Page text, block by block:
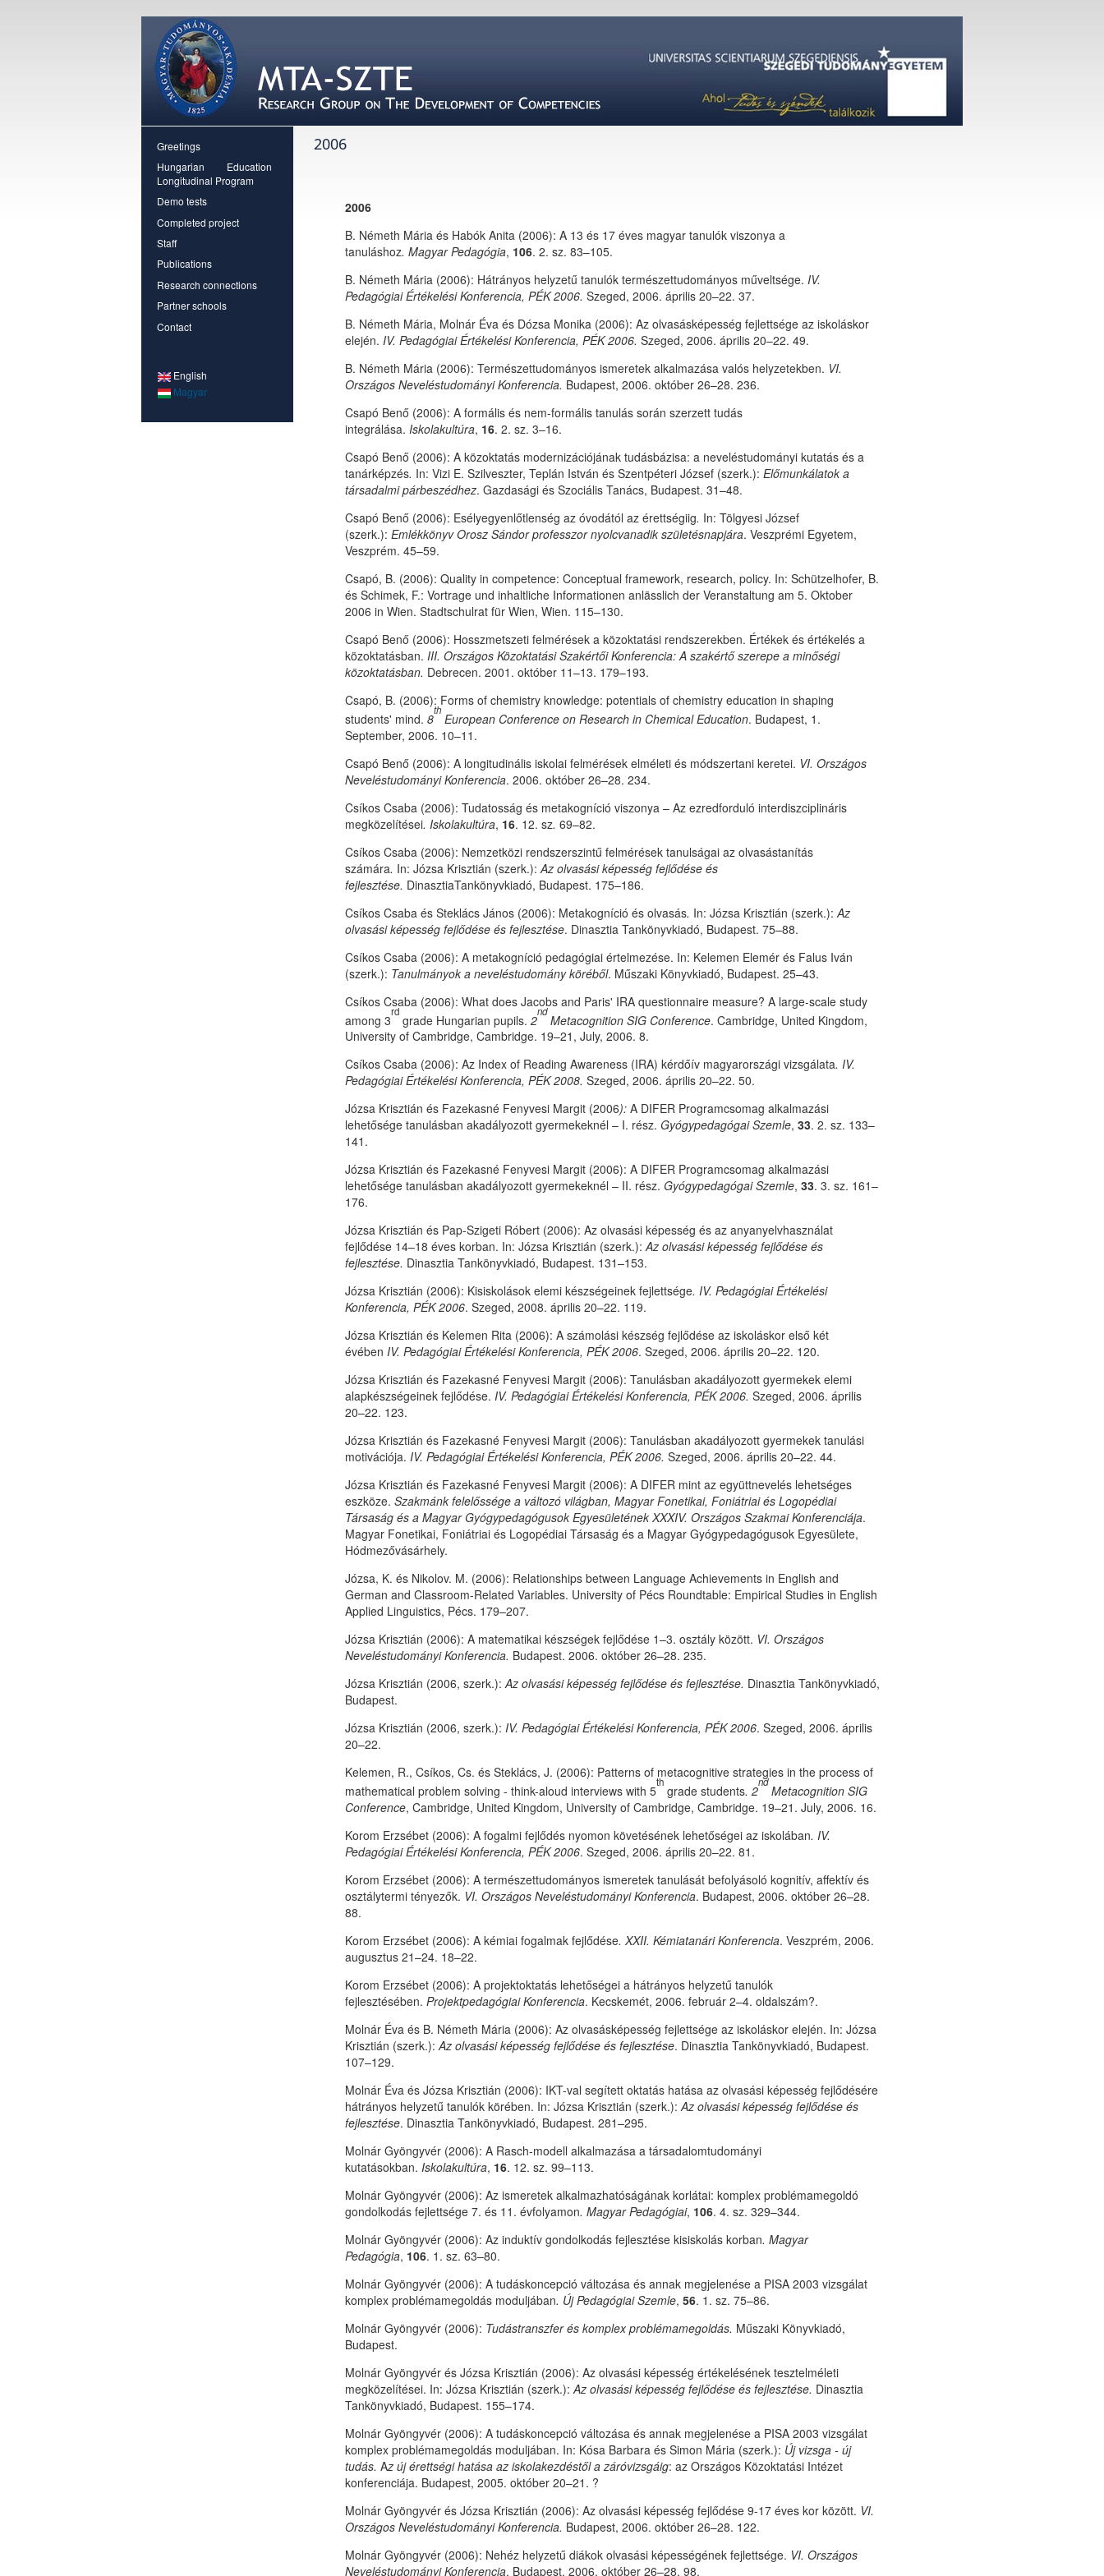
Greetings
Hungarian Education
Longitudinal Program
Demo tests
Completed project
Staff
Publications
Research connections
Partner schools
Contact
English
Magyar
2006
2006
B. Németh Mária és Habók Anita (2006): A 13 és 17 éves magyar tanulók viszonya a
tanuláshoz. Magyar Pedagógia, 106. 2. sz. 83–105.
B. Németh Mária (2006): Hátrányos helyzetű tanulók természettudományos műveltsége. IV.
Pedagógiai Értékelési Konferencia, PÉK 2006. Szeged, 2006. április 20–22. 37.
B. Németh Mária, Molnár Éva és Dózsa Monika (2006): Az olvasásképesség fejlettsége az iskoláskor
elején. IV. Pedagógiai Értékelési Konferencia, PÉK 2006. Szeged, 2006. április 20–22. 49.
B. Németh Mária (2006): Természettudományos ismeretek alkalmazása valós helyzetekben. VI.
Országos Neveléstudományi Konferencia. Budapest, 2006. október 26–28. 236.
Csapó Benő (2006): A formális és nem-formális tanulás során szerzett tudás
integrálása. Iskolakultúra, 16. 2. sz. 3–16.
Csapó Benő (2006): A közoktatás modernizációjának tudásbázisa: a neveléstudományi kutatás és a
tanárképzés. In: Vizi E. Szilveszter, Teplán István és Szentpéteri József (szerk.): Előmunkálatok a
társadalmi párbeszédhez. Gazdasági és Szociális Tanács, Budapest. 31–48.
Csapó Benő (2006): Esélyegyenlőtlenség az óvodától az érettségiig. In: Tölgyesi József
(szerk.): Emlékkönyv Orosz Sándor professzor nyolcvanadik születésnapjára. Veszprémi Egyetem,
Veszprém. 45–59.
Csapó, B. (2006): Quality in competence: Conceptual framework, research, policy. In: Schützelhofer, B.
és Schimek, F.: Vortrage und inhaltliche Informationen anlässlich der Veranstaltung am 5. Oktober
2006 in Wien. Stadtschulrat für Wien, Wien. 115–130.
Csapó Benő (2006): Hosszmetszeti felmérések a közoktatási rendszerekben. Értékek és értékelés a
közoktatásban. III. Országos Közoktatási Szakértői Konferencia: A szakértő szerepe a minőségi
közoktatásban. Debrecen. 2001. október 11–13. 179–193.
Csapó, B. (2006): Forms of chemistry knowledge: potentials of chemistry education in shaping
students' mind. 8
th
European Conference on Research in Chemical Education. Budapest, 1.
September, 2006. 10–11.
Csapó Benő (2006): A longitudinális iskolai felmérések elméleti és módszertani keretei. VI. Országos
Neveléstudományi Konferencia. 2006. október 26–28. 234.
Csíkos Csaba (2006): Tudatosság és metakogníció viszonya – Az ezredforduló interdiszciplináris
megközelítései. Iskolakultúra, 16. 12. sz. 69–82.
Csíkos Csaba (2006): Nemzetközi rendszerszintű felmérések tanulságai az olvasástanítás
számára. In: Józsa Krisztián (szerk.): Az olvasási képesség fejlődése és
fejlesztése. DinasztiaTankönyvkiadó, Budapest. 175–186.
Csíkos Csaba és Steklács János (2006): Metakogníció és olvasás. In: Józsa Krisztián (szerk.): Az
olvasási képesség fejlődése és fejlesztése. Dinasztia Tankönyvkiadó, Budapest. 75–88.
Csíkos Csaba (2006): A metakogníció pedagógiai értelmezése. In: Kelemen Elemér és Falus Iván
(szerk.): Tanulmányok a neveléstudomány köréből. Műszaki Könyvkiadó, Budapest. 25–43.
Csíkos Csaba (2006): What does Jacobs and Paris' IRA questionnaire measure? A large-scale study
among 3
rd
grade Hungarian pupils. 2
nd
Metacognition SIG Conference. Cambridge, United Kingdom,
University of Cambridge, Cambridge. 19–21, July, 2006. 8.
Csíkos Csaba (2006): Az Index of Reading Awareness (IRA) kérdőív magyarországi vizsgálata. IV.
Pedagógiai Értékelési Konferencia, PÉK 2008. Szeged, 2006. április 20–22. 50.
Józsa Krisztián és Fazekasné Fenyvesi Margit (2006): A DIFER Programcsomag alkalmazási
lehetősége tanulásban akadályozott gyermekeknél – I. rész. Gyógypedagógai Szemle, 33. 2. sz. 133–
141.
Józsa Krisztián és Fazekasné Fenyvesi Margit (2006): A DIFER Programcsomag alkalmazási
lehetősége tanulásban akadályozott gyermekeknél – II. rész. Gyógypedagógai Szemle, 33. 3. sz. 161–
176.
Józsa Krisztián és Pap-Szigeti Róbert (2006): Az olvasási képesség és az anyanyelvhasználat
fejlődése 14–18 éves korban. In: Józsa Krisztián (szerk.):Az olvasási képesség fejlődése és
fejlesztése. Dinasztia Tankönyvkiadó, Budapest. 131–153.
Józsa Krisztián (2006): Kisiskolások elemi készségeinek fejlettsége. IV. Pedagógiai Értékelési
Konferencia, PÉK 2006. Szeged, 2008. április 20–22. 119.
Józsa Krisztián és Kelemen Rita (2006): A számolási készség fejlődése az iskoláskor első két
évében IV. Pedagógiai Értékelési Konferencia, PÉK 2006. Szeged, 2006. április 20–22. 120.
Józsa Krisztián és Fazekasné Fenyvesi Margit (2006): Tanulásban akadályozott gyermekek elemi
alapkészségeinek fejlődése. IV. Pedagógiai Értékelési Konferencia, PÉK 2006. Szeged, 2006. április
20–22. 123.
Józsa Krisztián és Fazekasné Fenyvesi Margit (2006): Tanulásban akadályozott gyermekek tanulási
motivációja. IV. Pedagógiai Értékelési Konferencia, PÉK 2006. Szeged, 2006. április 20–22. 44.
Józsa Krisztián és Fazekasné Fenyvesi Margit (2006): A DIFER mint az együttnevelés lehetséges
eszköze. Szakmánk felelőssége a változó világban, Magyar Fonetikai, Foniátriai és Logopédiai
Társaság és a Magyar Gyógypedagógusok Egyesületének XXXIV. Országos Szakmai Konferenciája.
Magyar Fonetikai, Foniátriai és Logopédiai Társaság és a Magyar Gyógypedagógusok Egyesülete,
Hódmezővásárhely.
Józsa, K. és Nikolov. M. (2006): Relationships between Language Achievements in English and
German and Classroom-Related Variables. University of Pécs Roundtable: Empirical Studies in English
Applied Linguistics, Pécs. 179–207.
Józsa Krisztián (2006): A matematikai készségek fejlődése 1–3. osztály között. VI. Országos
Neveléstudományi Konferencia. Budapest. 2006. október 26–28. 235.
Józsa Krisztián (2006, szerk.):Az olvasási képesség fejlődése és fejlesztése. Dinasztia Tankönyvkiadó,
Budapest.
Józsa Krisztián (2006, szerk.): IV. Pedagógiai Értékelési Konferencia, PÉK 2006. Szeged, 2006. április
20–22.
Kelemen, R., Csíkos, Cs. és Steklács, J. (2006): Patterns of metacognitive strategies in the process of
mathematical problem solving - think-aloud interviews with 5
th
grade students. 2
nd
Metacognition SIG
Conference, Cambridge, United Kingdom, University of Cambridge, Cambridge. 19–21. July, 2006. 16.
Korom Erzsébet (2006): A fogalmi fejlődés nyomon követésének lehetőségei az iskolában. IV.
Pedagógiai Értékelési Konferencia, PÉK 2006. Szeged, 2006. április 20–22. 81.
Korom Erzsébet (2006): A természettudományos ismeretek tanulását befolyásoló kognitív, affektív és
osztálytermi tényezők. VI. Országos Neveléstudományi Konferencia. Budapest, 2006. október 26–28.
88.
Korom Erzsébet (2006): A kémiai fogalmak fejlődése. XXII. Kémiatanári Konferencia. Veszprém, 2006.
augusztus 21–24. 18–22.
Korom Erzsébet (2006): A projektoktatás lehetőségei a hátrányos helyzetű tanulók
fejlesztésében. Projektpedagógiai Konferencia. Kecskemét, 2006. február 2–4. oldalszám?.
Molnár Éva és B. Németh Mária (2006): Az olvasásképesség fejlettsége az iskoláskor elején. In: Józsa
Krisztián (szerk.): Az olvasási képesség fejlődése és fejlesztése. Dinasztia Tankönyvkiadó, Budapest.
107–129.
Molnár Éva és Józsa Krisztián (2006): IKT-val segített oktatás hatása az olvasási képesség fejlődésére
hátrányos helyzetű tanulók körében. In: Józsa Krisztián (szerk.): Az olvasási képesség fejlődése és
fejlesztése. Dinasztia Tankönyvkiadó, Budapest. 281–295.
Molnár Gyöngyvér (2006): A Rasch-modell alkalmazása a társadalomtudományi
kutatásokban. Iskolakultúra, 16. 12. sz. 99–113.
Molnár Gyöngyvér (2006): Az ismeretek alkalmazhatóságának korlátai: komplex problémamegoldó
gondolkodás fejlettsége 7. és 11. évfolyamon. Magyar Pedagógiai, 106. 4. sz. 329–344.
Molnár Gyöngyvér (2006): Az induktív gondolkodás fejlesztése kisiskolás korban. Magyar
Pedagógia, 106. 1. sz. 63–80.
Molnár Gyöngyvér (2006): A tudáskoncepció változása és annak megjelenése a PISA 2003 vizsgálat
komplex problémamegoldás moduljában. Új Pedagógiai Szemle, 56. 1. sz. 75–86.
Molnár Gyöngyvér (2006): Tudástranszfer és komplex problémamegoldás. Műszaki Könyvkiadó,
Budapest.
Molnár Gyöngyvér és Józsa Krisztián (2006): Az olvasási képesség értékelésének tesztelméleti
megközelítései. In: Józsa Krisztián (szerk.): Az olvasási képesség fejlődése és fejlesztése. Dinasztia
Tankönyvkiadó, Budapest. 155–174.
Molnár Gyöngyvér (2006): A tudáskoncepció változása és annak megjelenése a PISA 2003 vizsgálat
komplex problémamegoldás moduljában. In: Kósa Barbara és Simon Mária (szerk.): Új vizsga - új
tudás. Az új érettségi hatása az iskolakezdéstől a záróvizsgáig: az Országos Közoktatási Intézet
konferenciája. Budapest, 2005. október 20–21. ?
Molnár Gyöngyvér és Józsa Krisztián (2006): Az olvasási képesség fejlődése 9-17 éves kor között. VI.
Országos Neveléstudományi Konferencia. Budapest, 2006. október 26–28. 122.
Molnár Gyöngyvér (2006): Nehéz helyzetű diákok olvasási képességének fejlettsége. VI. Országos
Neveléstudományi Konferencia. Budapest, 2006. október 26–28. 98.